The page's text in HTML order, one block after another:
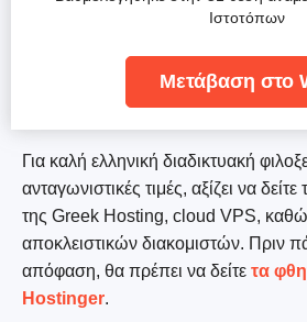
Για καλή ελληνική διαδικτυακή
ανταγωνιστικές τιμές, αξίζει να
της Greek Hosting, cloud VPS,
αποκλειστικών διακομιστών. Πριν
απόφαση, θα πρέπει να δείτε τα
Hostinger.
Ιστοτόπων
Μετάβαση στο